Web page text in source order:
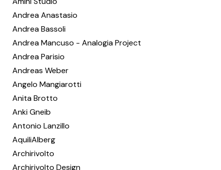
Andrea Anastasio
Andrea Bassoli
Andrea Mancuso - Analogia Project
Andrea Parisio
Andreas Weber
Angelo Mangiarotti
Anita Brotto
Anki Gneib
Antonio Lanzillo
AquiliAlberg
Archirivolto
Archirivolto Design